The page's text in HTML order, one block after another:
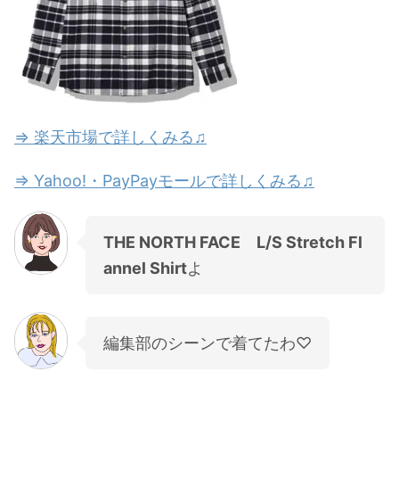
⇒ 楽天市場で詳しくみる♫
⇒ Yahoo!・PayPayモールで詳しくみる♫
THE NORTH FACE L/S Stretch Fl
annel Shirtよ
編集部のシーンで着てたわ♡